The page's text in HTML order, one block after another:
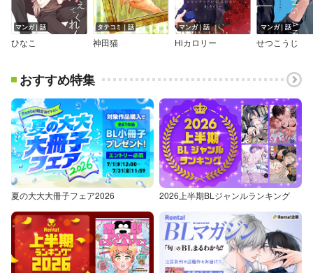
マンガ｜話
ひなこ
タテコミ｜話
神田猫
マンガ｜話
Hiカロリー
マンガ｜話
せつこうじ
おすすめ特集
夏の大大大冊子フェア2026 2026上半期BLジャンルランキング